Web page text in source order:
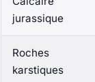
jurassique
Roches
karstiques